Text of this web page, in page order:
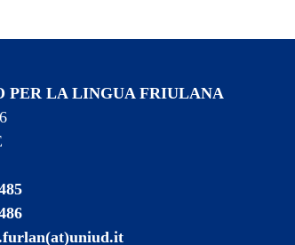
PER LA LINGUA FRIULANA